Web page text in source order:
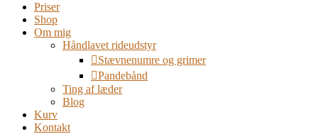
Priser
Shop
Om mig
Håndlavet rideudstyr
Stævnenumre og grimer
Pandebånd
Ting af læder
Blog
Kurv
Kontakt